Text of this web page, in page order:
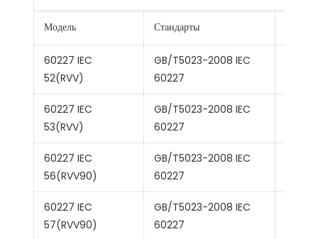
Модель Стандарты
60227 IEC
52(RVV)
GB/T5023-2008 IEC
60227
60227 IEC
53(RVV)
GB/T5023-2008 IEC
60227
60227 IEC
56(RVV90)
GB/T5023-2008 IEC
60227
60227 IEC
57(RVV90)
GB/T5023-2008 IEC
60227